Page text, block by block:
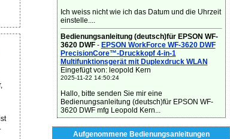
Ich weiss nicht wie ich das Datum und die Uhrzeit
einstelle....
Bedienungsanleitung (deutsch)für EPSON WF-
3620 DWF- EPSON WorkForce WF-3620 DWF
PrecisionCore™-Druckkopf 4-in-1
Multifunktionsgerät mit Duplexdruck WLAN
Eingefügt von: leopold Kern
2025-11-22 14:50:24
Hallo, bitte senden Sie mir eine
Bedienungsanleitung (deutsch)für EPSON WF-
3620 DWF mfg Leopold Kern...
Aufgenommene Bedienungsanleitungen